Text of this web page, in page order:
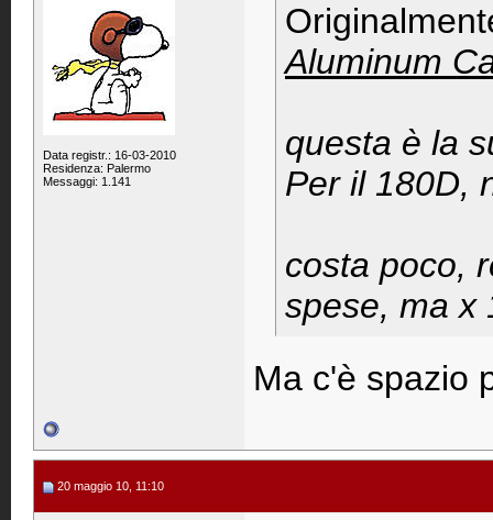
Data registr.: 16-03-2010
Residenza: Palermo
Messaggi: 1.141
Aluminum
questa è la
Per il 180D,
costa poco,
spese, ma x
Ma c'è spazio
20 maggio 10, 11:10